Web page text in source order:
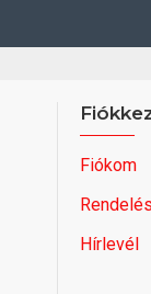
Fiókom
Hírlevél